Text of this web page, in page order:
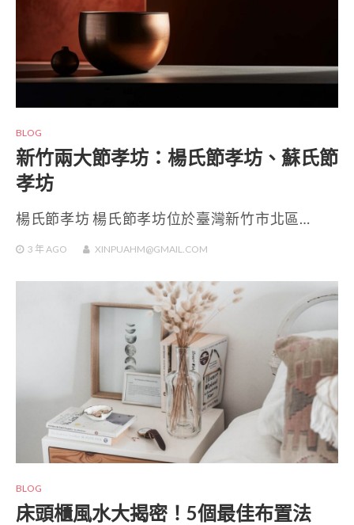
BLOG
新竹兩大節孝坊：楊氏節孝坊、蘇氏節
孝坊
楊氏節孝坊 楊氏節孝坊位於臺灣新竹市北區…
3 年 AGO XINPUAHM@GMAIL.COM
BLOG
床頭櫃風水大揭密！5個最佳布置法